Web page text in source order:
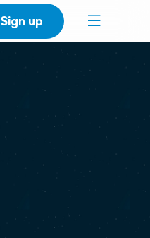
Sign up